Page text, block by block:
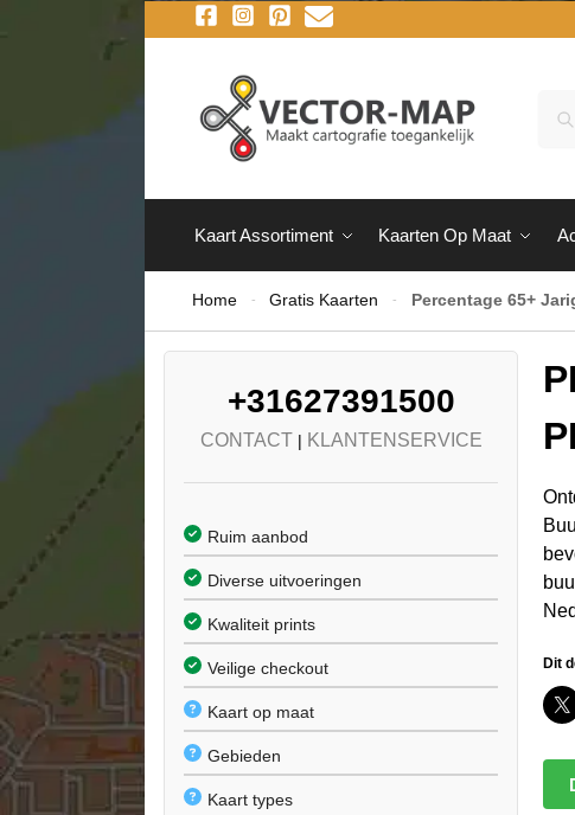
Kaart Assortiment Kaarten Op Maat
Home - Gratis Kaarten - Percentage 65+
Dit
+31627391500
CONTACT | KLANTENSERVICE
Ruim aanbod
Diverse uitvoeringen
Kwaliteit prints
Veilige checkout
Kaart op maat
Gebieden
Kaart types